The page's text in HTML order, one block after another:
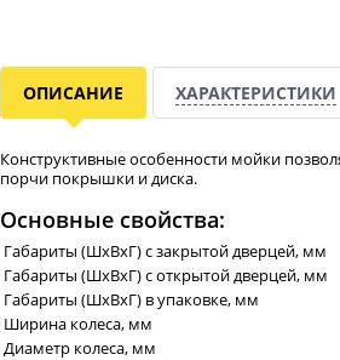
ОПИСАНИЕ ХАРАКТЕРИСТИКИ
Конструктивные особенности мойки
порчи покрышки и диска.
Основные свойства:
Габариты (ШхВхГ) с закрытой дверцей, мм
Габариты (ШхВхГ) с открытой дверцей, мм
Габариты (ШхВхГ) в упаковке, мм
Ширина колеса, мм
Диаметр колеса, мм